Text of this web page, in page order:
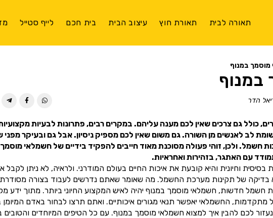
תאורה לבית תאורת חוץ עיצוב הבית בית חכם לייף סטייל
במנוף
במנוף
הדר
כולל גם צרכים שאין לכם מענה עליהם. במקרים רבים, פתרונות לבעיות
לב לאנשים מן השורה. גם משום שאין לכם מספיק ניסיון. אבל גם ובעיקר
חשמל. ולכן, זוהי פעולה מסוכנת מאוד חייבים להפקיד בידיים של חשמלאי
עם האתגר, בזהירות ואחראיות.
וחיונית והיא קובעת את איכות החיים בעולם המודרני. ולראיה, לא ניתן לקבל
בדיקה של תקינות מערכת החשמל. מה שאומר שאתם נדרשים לעבוד בצורה מסודרת
חדשות, חשמלאי מוסמך במנוף יהיה לאיש המקצוע החיוני ביותר. מתוך ידע
החשמלאי יאפשר תנאי מגורים איכותיים. ואתם תרצו לבחור באדם המיומן
לכם להבין איך למצוא חשמלאי מוסמך במנוף. עם כל הטיפים המיוחדים והטובים